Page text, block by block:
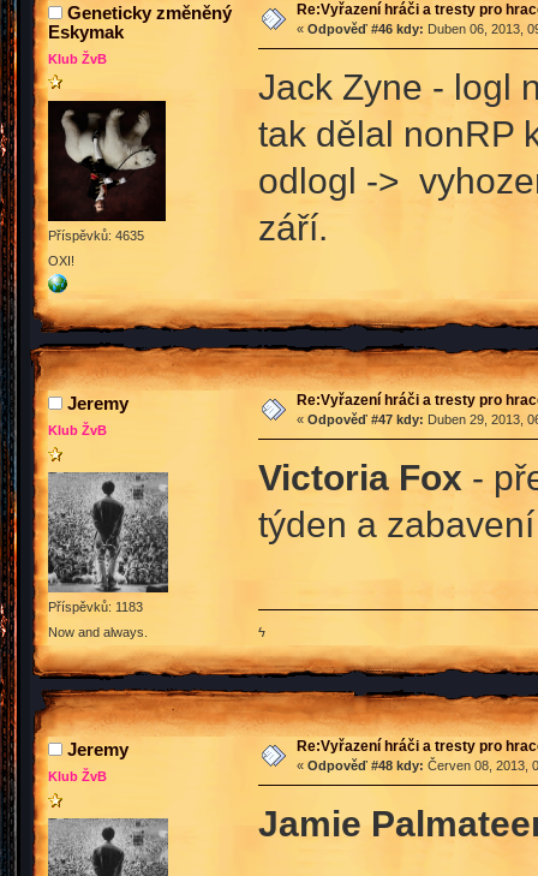
Geneticky změněný
Eskymak
Klub ŽvB
Příspěvků: 4635
OXI!
Re:Vyřazení hráči a tresty pro
« Odpověď #46 kdy: Duben 06, 2013,
Jack Zyne - logl
tak dělal nonRP
odlogl ->
září.
Jeremy
Klub ŽvB
Příspěvků: 1183
Now and always.
Re:Vyřazení hráči a tresty pro
« Odpověď #47 kdy: Duben 29, 2013,
Victoria Fox -
týden a
ϟ
Jeremy
Klub ŽvB
Re:Vyřazení hráči a tresty pro
« Odpověď #48 kdy: Červen 08, 2013,
Jamie